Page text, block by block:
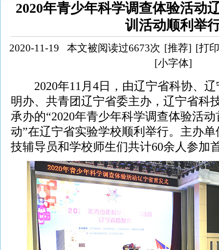
2020年青少年科学调查体验活动
训活动顺利举
2020-11-19 本文被阅读过6673次 [推荐] [打
[小字体]
2020年11月4日，由辽宁省科协、辽
明办、共青团辽宁省委主办，辽宁省科
承办的“2020年青少年科学调查体验活
动”在辽宁省实验学校顺利举行。主办
技辅导员和学校师生们共计60余人参加